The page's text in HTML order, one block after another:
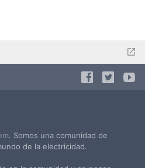
. Somos una comunidad de
de la electricidad.